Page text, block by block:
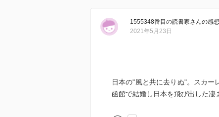
1555348番目の読書家さんの感想
2021年5月23日
日本の"風と共に去りぬ"。スカー
函館で結婚し日本を飛び出した凄